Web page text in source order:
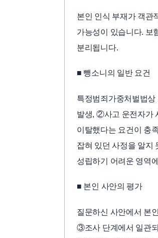
본인 인식 부재가 객관
가능성이 있습니다. 보
분리됩니다.
■ 뺑소니의 일반 요건
특정범죄가중처벌법
발생, ②사고 운전자가
이탈했다는 요건이 충
잡혀 있던 사정을 알지
성립하기 어려운 영역
■ 본인 사안의 평가
질문하신 사안에서 본
③조사 단계에서 일관